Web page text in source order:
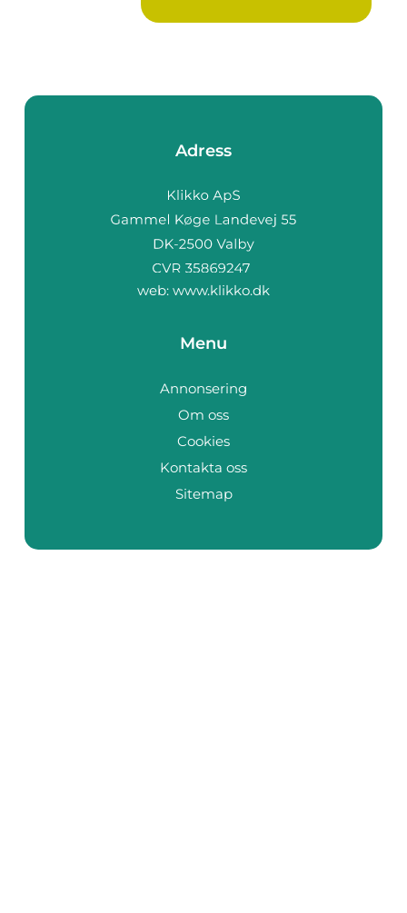
Adress
web: www.klikko.dk
Menu
Annonsering
Om oss
Cookies
Kontakta oss
Sitemap